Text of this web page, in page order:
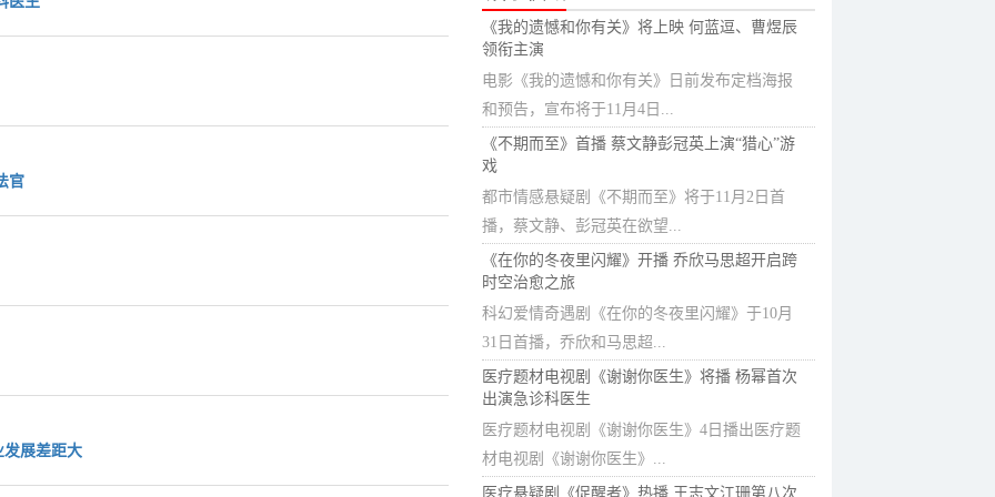
官
发展差距大
《我的遗憾和你有关》将上映 何蓝逗、曹煜辰
领衔主演
电影《我的遗憾和你有关》日前发布定档海报
和预告，宣布将于11月4日...
《不期而至》首播 蔡文静彭冠英上演“猎心”游
戏
都市情感悬疑剧《不期而至》将于11月2日首
播，蔡文静、彭冠英在欲望...
《在你的冬夜里闪耀》开播 乔欣马思超开启跨
时空治愈之旅
科幻爱情奇遇剧《在你的冬夜里闪耀》于10月
31日首播，乔欣和马思超...
医疗题材电视剧《谢谢你医生》将播 杨幂首次
出演急诊科医生
医疗题材电视剧《谢谢你医生》4日播出医疗题
材电视剧《谢谢你医生》...
医疗悬疑剧《促醒者》热播 王志文江珊第八次